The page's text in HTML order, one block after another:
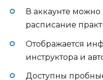
В аккаунте
расписание
Отображается
инструктора и
Доступны